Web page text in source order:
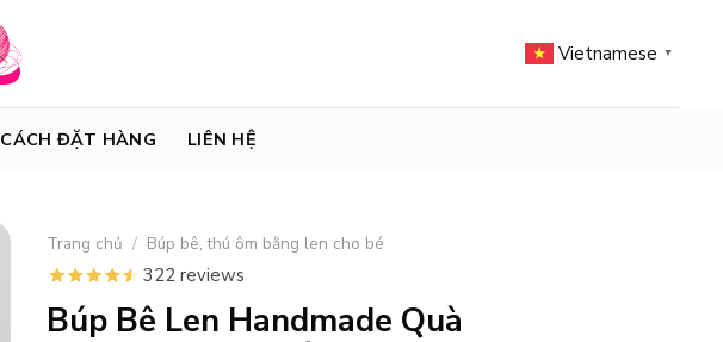
Vietnamese ▼
CÁCH ĐẶT HÀNG LIÊN HỆ
Trang chủ / Búp bê, thú ôm bằng len cho bé
322 reviews
Búp Bê Len Handmade Quà